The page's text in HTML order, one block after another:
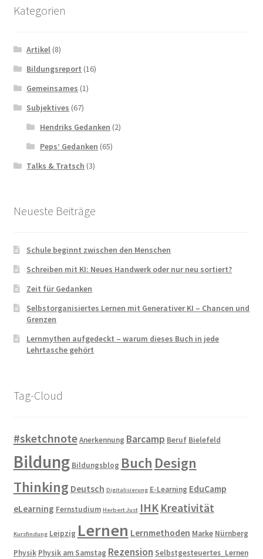
Kategorien
Artikel (8)
Bildungsreport (16)
Gemeinsames (1)
Subjektives (67)
Hendriks Gedanken (2)
Peps’ Gedanken (65)
Talks & Tratsch (3)
Neueste Beiträge
Schule beginnt zwischen den Menschen
Schreiben mit KI: Neues Handwerk oder nur neu sortiert?
Zeit für Gedanken
Selbstorganisiertes Lernen mit Generativer KI – Chancen und
Grenzen
Lernmythen aufgedeckt – warum dieses Buch in jede
Lehrtasche gehört
Tag-Cloud
#sketchnoteAnerkennung Barcamp Beruf Bielefeld
Bildung Bildungsblog Buch Design
Thinking Deutsch Digitalisierung E-Learning EduCamp
eLearning Fernstudium Herbert Just IHK Kreativität
Kursfindung Leipzig Lernen Lernmethoden Marke Nürnberg
Physik Physik am Samstag Rezension Selbstgesteuertes_Lernen